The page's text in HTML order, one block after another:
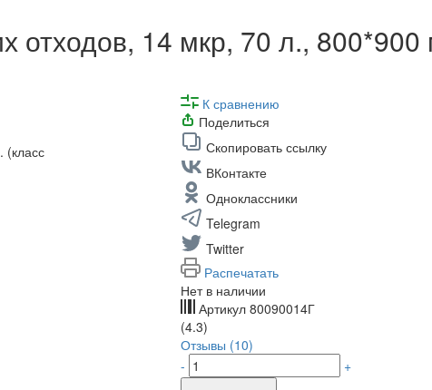
отходов, 14 мкр, 70 л.,
К сравнению
Поделиться
Скопировать ссылку
ВКонтакте
Одноклассники
Telegram
Twitter
Распечатать
Нет в наличии
Артикул 80090014Г
(4.3)
Отзывы (10)
-
+